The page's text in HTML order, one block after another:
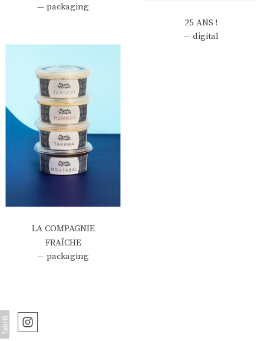
— packaging
25 ANS !
— digital
LA COMPAGNIE
FRAÎCHE
— packaging